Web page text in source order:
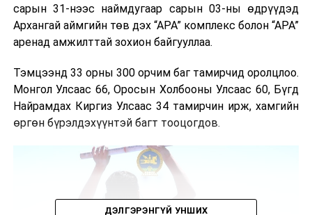
сарын 31-нээс наймдугаар сарын 03-ны өдрүүдэд
Архангай аймгийн төв дэх “АРА” комплекс болон “АРА”
аренад амжилттай зохион байгууллаа.
Тэмцээнд 33 орны 300 орчим баг тамирчид оролцлоо.
Монгол Улсаас 66, Оросын Холбооны Улсаас 60, Бүгд
Найрамдах Киргиз Улсаас 34 тамирчин ирж, хамгийн
өргөн бүрэлдэхүүнтэй багт тооцогдов.
ДЭЛГЭРЭНГҮЙ УНШИХ